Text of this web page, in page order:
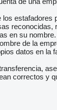
los estafadores
reconocidas,
en su
de la
datos en la
correctos y